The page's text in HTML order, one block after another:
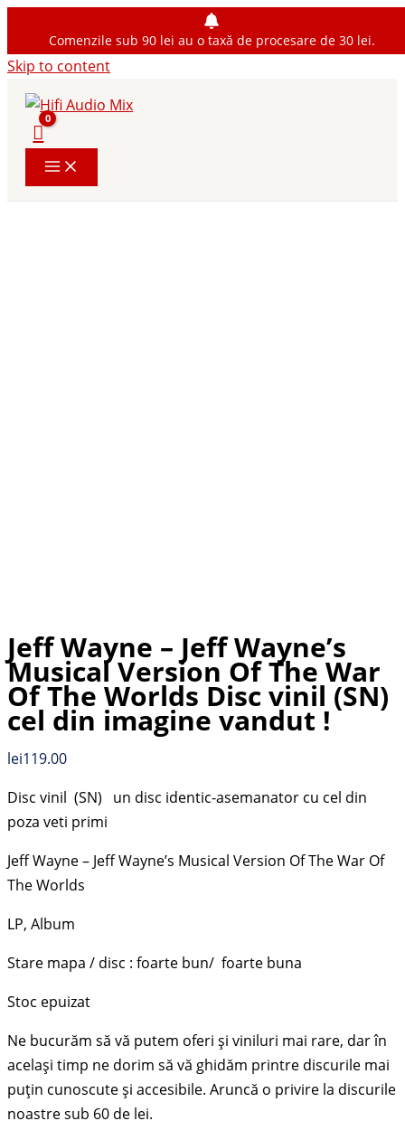
Comenzile sub 90 lei au o taxă de procesare de 30 lei.
Skip to content
Jeff Wayne – Jeff Wayne’s
Musical Version Of The War
Of The Worlds Disc vinil (SN)
cel din imagine vandut !
lei119.00
Disc vinil (SN) un disc identic-asemanator cu cel din
poza veti primi
Jeff Wayne – Jeff Wayne’s Musical Version Of The War Of
The Worlds
LP, Album
Stare mapa / disc : foarte bun/ foarte buna
Stoc epuizat